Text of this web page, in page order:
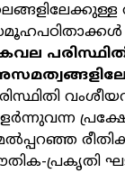
പ്രകൃതി